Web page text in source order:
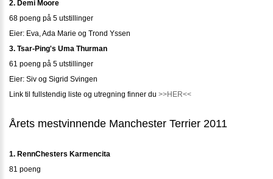
2. Demi Moore
68 poeng på 5 utstillinger
Eier: Eva, Ada Marie og Trond Yssen
3. Tsar-Ping's Uma Thurman
61 poeng på 5 utstillinger
Eier: Siv og Sigrid Svingen
Link til fullstendig liste og utregning finner du >>HER<<
Årets mestvinnende Manchester Terrier 2011
1. RennChesters Karmencita
81 poeng